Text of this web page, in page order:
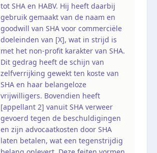
tot SHA en HABV. Hij heeft daarbij
gebruik gemaakt van de naam en
goodwill van SHA voor commerciële
doeleinden van [X], wat in strijd is
met het non-profit karakter van SHA.
Dit gedrag heeft de schijn van
zelfverrijking gewekt ten koste van
SHA en haar belangeloze
vrijwilligers. Bovendien heeft
[appellant 2] vanuit SHA verweer
gevoerd tegen de beschuldigingen
en zijn advocaatkosten door SHA
laten betalen, wat een tegenstrijdig